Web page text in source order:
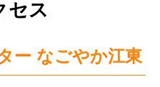
セス
ー なごやか江東